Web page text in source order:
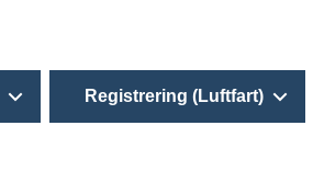
Registrering (Luftfart)